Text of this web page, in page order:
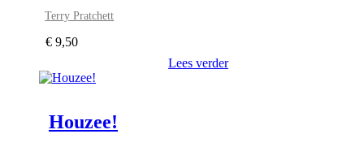
Terry Pratchett
€ 9,50
Lees verder
Houzee!